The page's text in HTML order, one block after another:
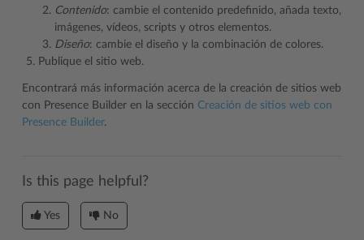
Contenido: cambie el contenido predefinido, añada texto,
imágenes, vídeos, scripts y otros elementos.
Diseño: cambie el diseño y la combinación de colores.
Publique el sitio web.
Encontrará más información acerca de la creación de sitios web
con Presence Builder en la sección Creación de sitios web con
Presence Builder.
Is this page helpful?
Yes No